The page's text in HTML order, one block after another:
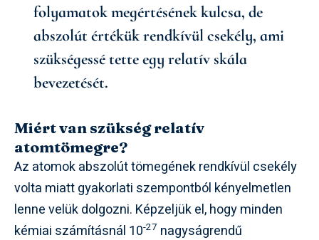
folyamatok megértésének kulcsa, de
abszolút értékük rendkívül csekély, ami
szükségessé tette egy relatív skála
bevezetését.
Miért van szükség relatív
atomtömegre?
Az atomok abszolút tömegének rendkívül csekély
volta miatt gyakorlati szempontból kényelmetlen
lenne velük dolgozni. Képzeljük el, hogy minden
kémiai számításnál 10-27 nagyságrendű